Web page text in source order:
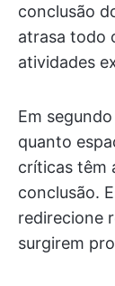
conclusão
atrasa todo
atividades
Em
quanto
críticas têm
conclusão.
redirecione
surgirem